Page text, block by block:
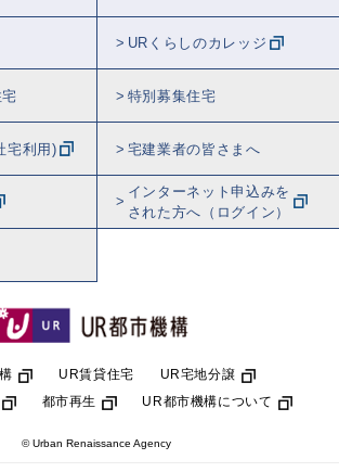
URくらしのカレッジ
特別募集住宅
宅利用) 宅建業者の皆さまへ
インターネット申込みを
された方へ（ログイン）
UR賃貸住宅
UR宅地分譲
都市再生 UR都市機構について
© Urban Renaissance Agency